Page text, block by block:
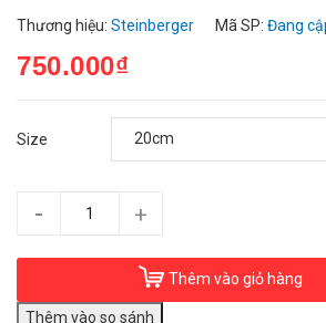
Thương hiệu: Steinberger Mã SP: Đang
750.000₫
Size
- +
Thêm vào giỏ hàng